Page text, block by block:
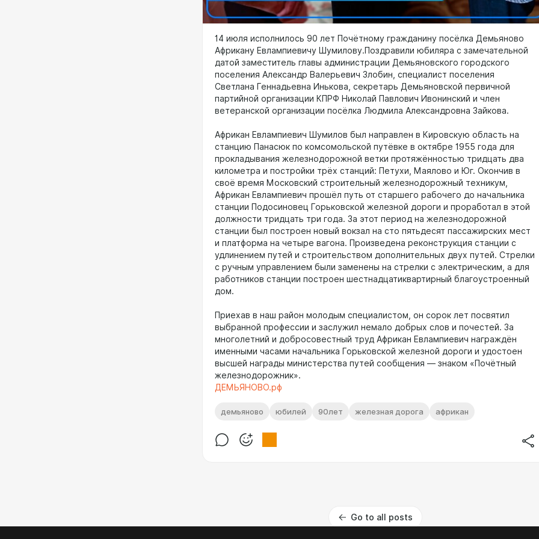
14 июля исполнилось 90 лет Почётному гражданину посёлка Демьяново
Африкану Евлампиевичу Шумилову.Поздравили юбиляра с замечательной
датой заместитель главы администрации Демьяновского городского
поселения Александр Валерьевич Злобин, специалист поселения
Светлана Геннадьевна Инькова, секретарь Демьяновской первичной
партийной организации КПРФ Николай Павлович Ивонинский и член
ветеранской организации посёлка Людмила Александровна Зайкова.
Африкан Евлампиевич Шумилов был направлен в Кировскую область на
станцию Панасюк по комсомольской путёвке в октябре 1955 года для
прокладывания железнодорожной ветки протяжённостью тридцать два
километра и постройки трёх станций: Петухи, Маялово и Юг. Окончив в
своё время Московский строительный железнодорожный техникум,
Африкан Евлампиевич прошёл путь от старшего рабочего до начальника
станции Подосиновец Горьковской железной дороги и проработал в этой
должности тридцать три года. За этот период на железнодорожной
станции был построен новый вокзал на сто пятьдесят пассажирских мест
и платформа на четыре вагона. Произведена реконструкция станции с
удлинением путей и строительством дополнительных двух путей. Стрелки
с ручным управлением были заменены на стрелки с электрическим, а для
работников станции построен шестнадцатиквартирный благоустроенный
дом.
Приехав в наш район молодым специалистом, он сорок лет посвятил
выбранной профессии и заслужил немало добрых слов и почестей. За
многолетний и добросовестный труд Африкан Евлампиевич награждён
именными часами начальника Горьковской железной дороги и удостоен
высшей награды министерства путей сообщения — знаком «Почётный
железнодорожник».
ДЕМЬЯНОВО.рф
демьяново юбилей 90лет железная дорога африкан
Go to all posts